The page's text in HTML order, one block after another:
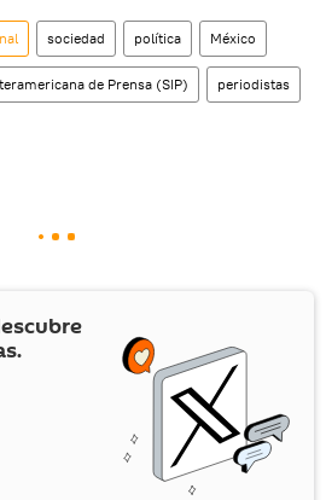
sociedad política México
de Prensa (SIP) periodistas